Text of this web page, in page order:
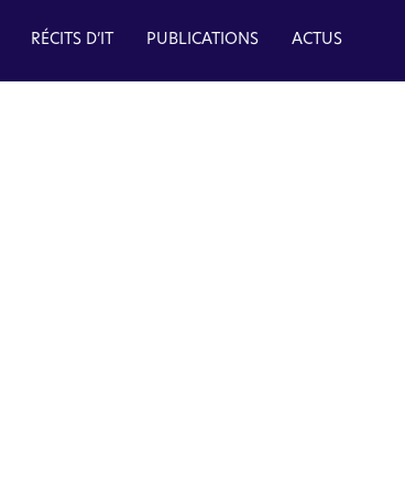
RÉCITS D’IT PUBLICATIONS ACTUS